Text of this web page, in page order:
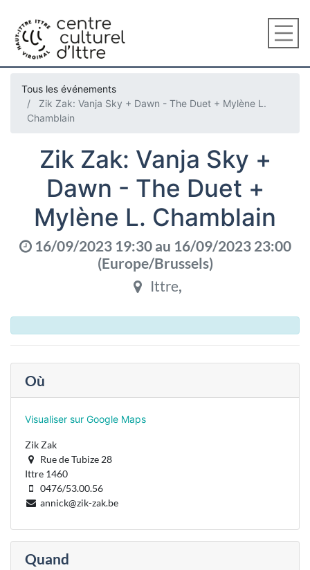
Tous les événements
Zik Zak: Vanja Sky + Dawn - The Duet + Mylène L.
Chamblain
Zik Zak: Vanja Sky +
Dawn - The Duet +
Mylène L. Chamblain
16/09/2023 19:30au 16/09/2023 23:00
(Europe/Brussels)
Ittre,
Où
Visualiser sur Google Maps
Zik Zak
Rue de Tubize 28
Ittre 1460
0476/53.00.56
annick@zik-zak.be
Quand